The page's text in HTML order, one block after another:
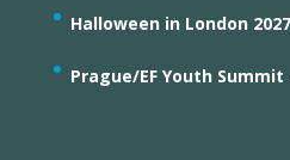
Halloween in London
Prague/EF Youth Summit